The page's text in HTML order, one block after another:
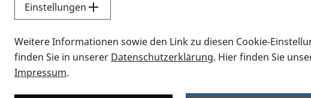
Vorlesen
Alle Infomaterialien in
Sie möchten wissen, wie Sie nach
Einstellungen
Weitere Informationen sowie den Link zu diesen Cookie-
finden Sie in unserer Datenschutzerklärung. Hier finden Sie
Impressum.